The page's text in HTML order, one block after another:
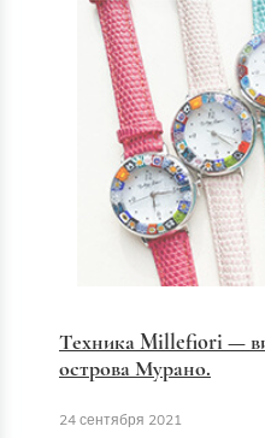
Техника Millefiori —
острова Мурано.
24 сентября 2021